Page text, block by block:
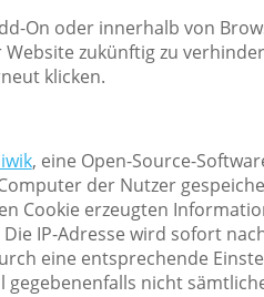
On oder innerhalb von
zukünftig zu
klicken.
, eine Open-Source-
der Nutzer
Cookie erzeugten
IP-Adresse wird sofort
eine entsprechende
gegebenenfalls nicht